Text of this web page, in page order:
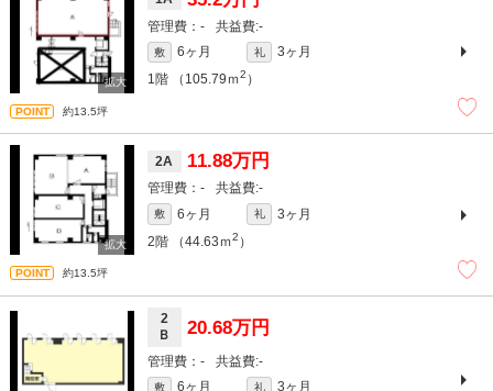
- -
敷 6ヶ月 礼
3ヶ月
1階
（105.79ｍ2 ）
約13.5坪
2A 11.88万円
- -
敷 6ヶ月 礼
3ヶ月
2階
（44.63ｍ2 ）
約13.5坪
2
Ｂ
20.68万円
- -
敷 6ヶ月 礼
3ヶ月